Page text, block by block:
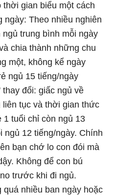
gian biểu một cách
ngày: Theo nhiều nghiên
trung bình mỗi ngày
chia thành những chu
một, không kể ngày
ngủ 15 tiếng/ngày
thay đổi: giấc ngủ về
tục và thời gian thức
1 tuổi chỉ còn ngủ 13
ngủ 12 tiếng/ngày. Chính
bạn chớ lo con đói mà
Không để con bú
trước khi đi ngủ.
quá nhiều ban ngày hoặc